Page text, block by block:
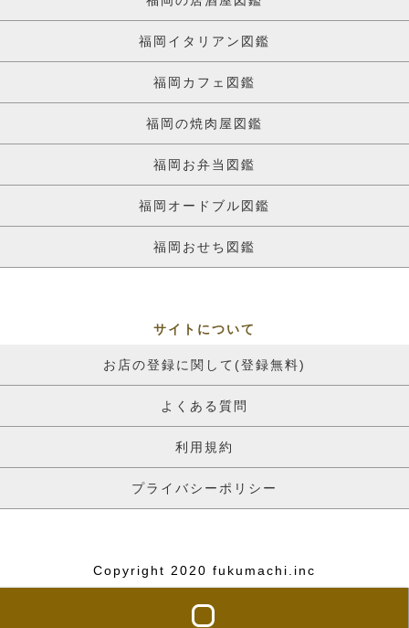
福岡イタリアン図鑑
福岡カフェ図鑑
福岡の焼肉屋図鑑
福岡お弁当図鑑
福岡オードブル図鑑
福岡おせち図鑑
サイトについて
お店の登録に関して(登録無料)
よくある質問
利用規約
プライバシーポリシー
Copyright 2020 fukumachi.inc